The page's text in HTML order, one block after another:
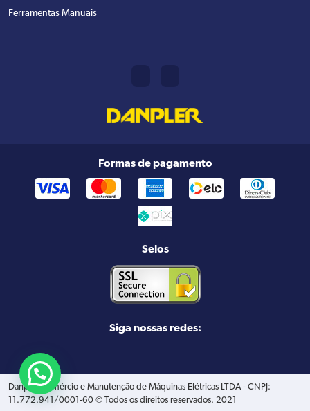
Ferramentas Manuais
Formas de pagamento
Selos
Siga nossas redes:
Danpler Comércio e Manutenção de Máquinas Elétricas LTDA - CNPJ:
11.772.941/0001-60 © Todos os direitos reservados. 2021